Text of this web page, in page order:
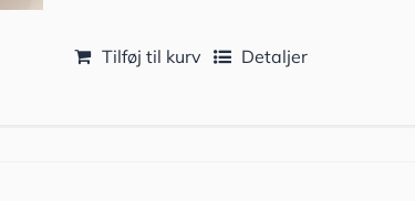
Tilføj til kurv Detaljer